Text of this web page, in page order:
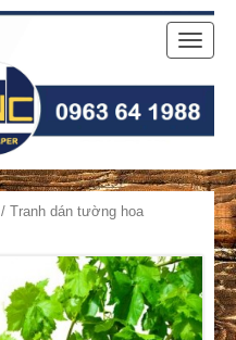
Toggle
/ Tranh dán tường hoa